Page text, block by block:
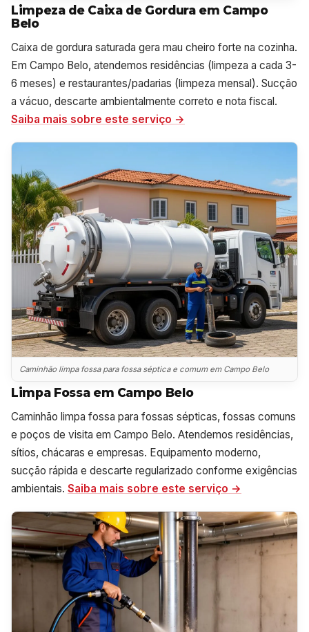
Limpeza de Caixa de Gordura em Campo
Belo
Caixa de gordura saturada gera mau cheiro forte na cozinha.
Em Campo Belo, atendemos residências (limpeza a cada 3-
6 meses) e restaurantes/padarias (limpeza mensal). Sucção
a vácuo, descarte ambientalmente correto e nota fiscal.
Saiba mais sobre este serviço →
Caminhão limpa fossa para fossa séptica e comum em Campo Belo
Limpa Fossa em Campo Belo
Caminhão limpa fossa para fossas sépticas, fossas comuns
e poços de visita em Campo Belo. Atendemos residências,
sítios, chácaras e empresas. Equipamento moderno,
sucção rápida e descarte regularizado conforme exigências
ambientais. Saiba mais sobre este serviço →